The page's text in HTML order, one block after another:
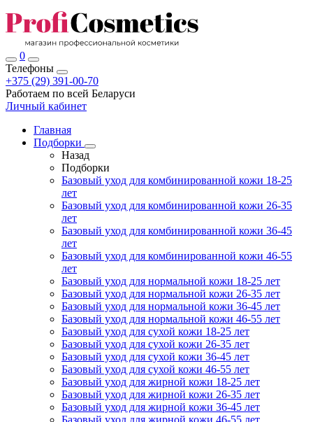
0
Телефоны
+375 (29) 391-00-70
Работаем по всей Беларуси
Личный кабинет
Главная
Подборки
Назад
Подборки
Базовый уход для комбинированной кожи 18-25
лет
Базовый уход для комбинированной кожи 26-35
лет
Базовый уход для комбинированной кожи 36-45
лет
Базовый уход для комбинированной кожи 46-55
лет
Базовый уход для нормальной кожи 18-25 лет
Базовый уход для нормальной кожи 26-35 лет
Базовый уход для нормальной кожи 36-45 лет
Базовый уход для нормальной кожи 46-55 лет
Базовый уход для сухой кожи 18-25 лет
Базовый уход для сухой кожи 26-35 лет
Базовый уход для сухой кожи 36-45 лет
Базовый уход для сухой кожи 46-55 лет
Базовый уход для жирной кожи 18-25 лет
Базовый уход для жирной кожи 26-35 лет
Базовый уход для жирной кожи 36-45 лет
Базовый уход для жирной кожи 46-55 лет